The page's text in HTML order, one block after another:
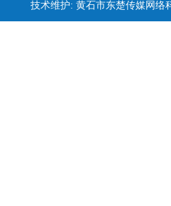
技术维护: 黄石市东楚传媒网络